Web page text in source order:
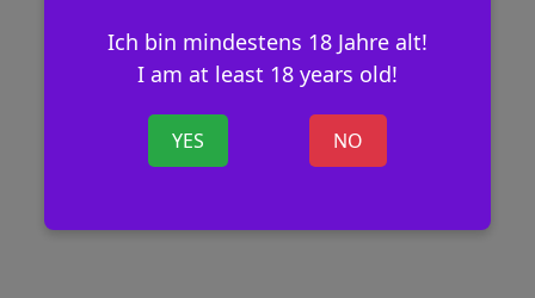
Ich bin mindestens 18 Jahre alt!
I am at least 18 years old!
YES NO